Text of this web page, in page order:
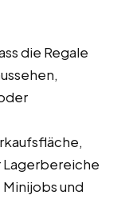
die Regale
Lagerbereiche
und